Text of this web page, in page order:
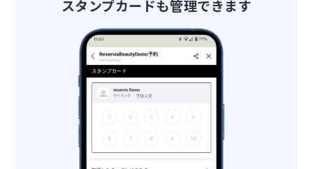
スタンプカードも管理できます